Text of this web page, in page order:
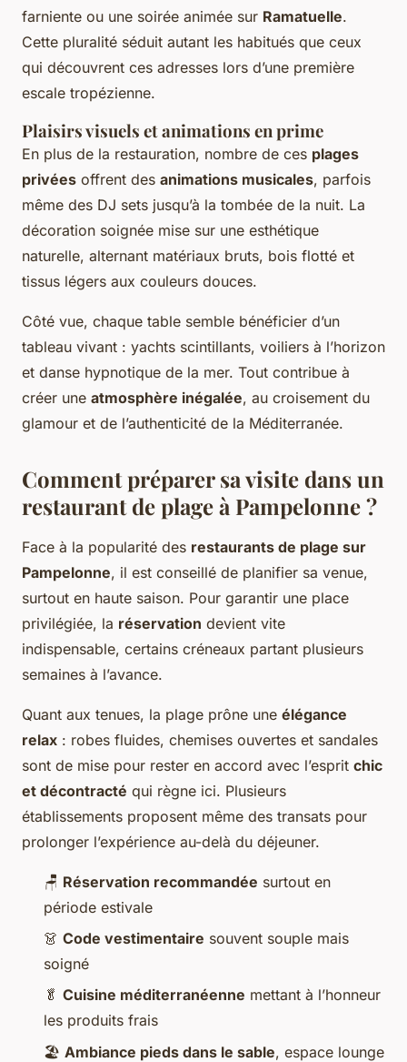
farniente ou une soirée animée sur Ramatuelle.
Cette pluralité séduit autant les habitués que ceux
qui découvrent ces adresses lors d’une première
escale tropézienne.
Plaisirs visuels et animations en prime
En plus de la restauration, nombre de ces plages
privées offrent des animations musicales, parfois
même des DJ sets jusqu’à la tombée de la nuit. La
décoration soignée mise sur une esthétique
naturelle, alternant matériaux bruts, bois flotté et
tissus légers aux couleurs douces.
Côté vue, chaque table semble bénéficier d’un
tableau vivant : yachts scintillants, voiliers à l’horizon
et danse hypnotique de la mer. Tout contribue à
créer une atmosphère inégalée, au croisement du
glamour et de l’authenticité de la Méditerranée.
Comment préparer sa visite dans un
restaurant de plage à Pampelonne ?
Face à la popularité des restaurants de plage sur
Pampelonne, il est conseillé de planifier sa venue,
surtout en haute saison. Pour garantir une place
privilégiée, la réservation devient vite
indispensable, certains créneaux partant plusieurs
semaines à l’avance.
Quant aux tenues, la plage prône une élégance
relax : robes fluides, chemises ouvertes et sandales
sont de mise pour rester en accord avec l’esprit chic
et décontracté qui règne ici. Plusieurs
établissements proposent même des transats pour
prolonger l’expérience au-delà du déjeuner.
🪑 Réservation recommandée surtout en
période estivale
👗 Code vestimentaire souvent souple mais
soigné
🥬 Cuisine méditerranéenne mettant à l’honneur
les produits frais
🏖️ Ambiance pieds dans le sable, espace lounge